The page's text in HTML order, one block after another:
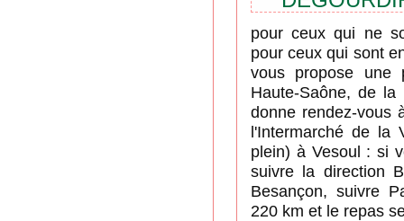
pour ceux qui ne
pour ceux qui sont
vous propose une
Haute-Saône, de
donne rendez-vous
l'Intermarché de la
plein) à Vesoul : si
suivre la direction
Besançon, suivre
220 km et le repas